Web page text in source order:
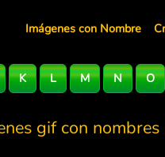
Imágenes con Nombre
K L M N O
gif con nombres